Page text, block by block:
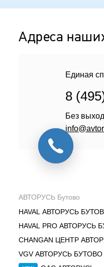
Адреса
Единая
8
Без
АВТОРУСЬ Бутово
HAVAL АВТОРУСЬ
HAVAL PRO АВТОРУСЬ
CHANGAN ЦЕНТР
VGV АВТОРУСЬ БУТОВО